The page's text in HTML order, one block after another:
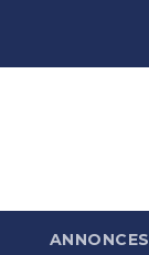
ANNONCES